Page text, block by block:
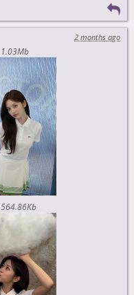
2 months ago
1.03Mb
564.86Kb